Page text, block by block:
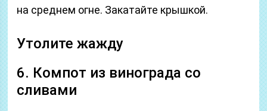
на среднем огне. Закатайте крышкой.
Утолите жажду
6. Компот из винограда со
сливами